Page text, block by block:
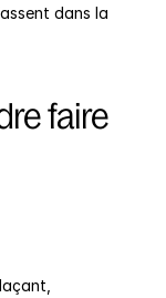
dans la
faire